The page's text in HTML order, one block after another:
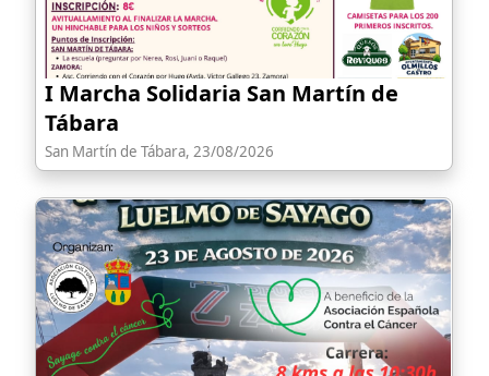
I Marcha Solidaria San Martín de
Tábara
San Martín de Tábara, 23/08/2026